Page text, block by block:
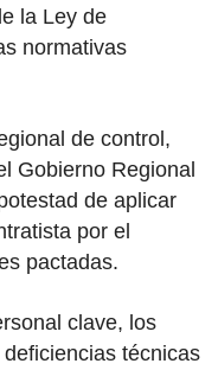
la Ley de
normativas
de control,
Gobierno Regional
de aplicar
por el
pactadas.
clave, los
técnicas